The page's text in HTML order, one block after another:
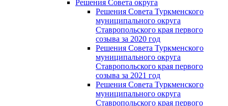
Решения Совета округа
Решения Совета Туркменского
муниципального округа
Ставропольского края первого
созыва за 2020 год
Решения Совета Туркменского
муниципального округа
Ставропольского края первого
созыва за 2021 год
Решения Совета Туркменского
муниципального округа
Ставропольского края первого